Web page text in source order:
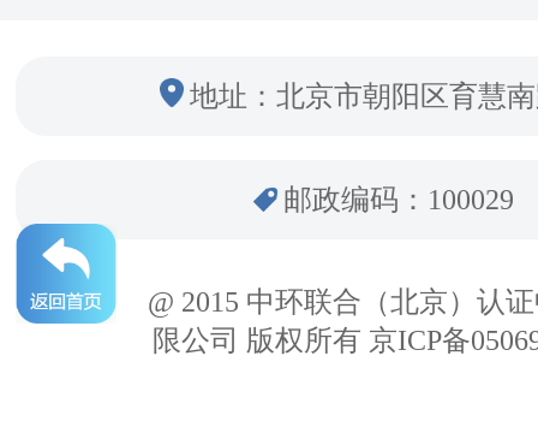
地址：北京市朝阳区育慧
邮政编码：100029
@ 2015 中环联合（北京）认
限公司 版权所有 京ICP备